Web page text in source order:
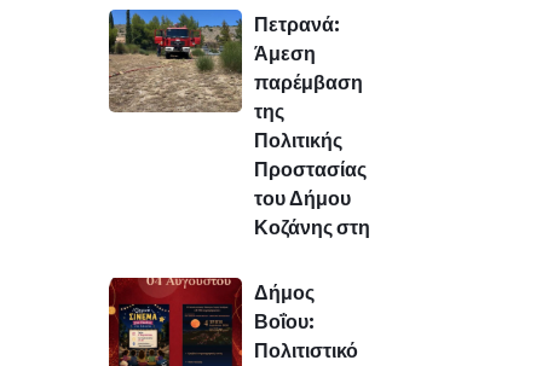
Πετρανά:
Άμεση
παρέμβαση
της
Πολιτικής
Προστασίας
του Δήμου
Κοζάνης στη
Δήμος
Βοΐου:
Πολιτιστικό